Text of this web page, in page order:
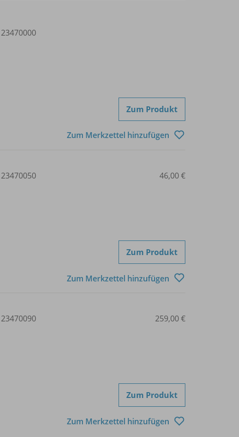
23470000
Zum Produkt
Zum Merkzettel hinzufügen
23470050 46,00 €
Zum Produkt
Zum Merkzettel hinzufügen
23470090 259,00 €
Zum Produkt
Zum Merkzettel hinzufügen